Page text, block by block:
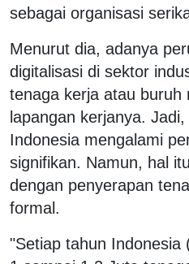
sebagai organisasi
Menurut dia, adanya
digitalisasi di sektor
tenaga kerja atau buruh
lapangan kerjanya.
Indonesia mengalami
signifikan. Namun, hal
dengan penyerapan
formal.
"Setiap tahun Indonesia